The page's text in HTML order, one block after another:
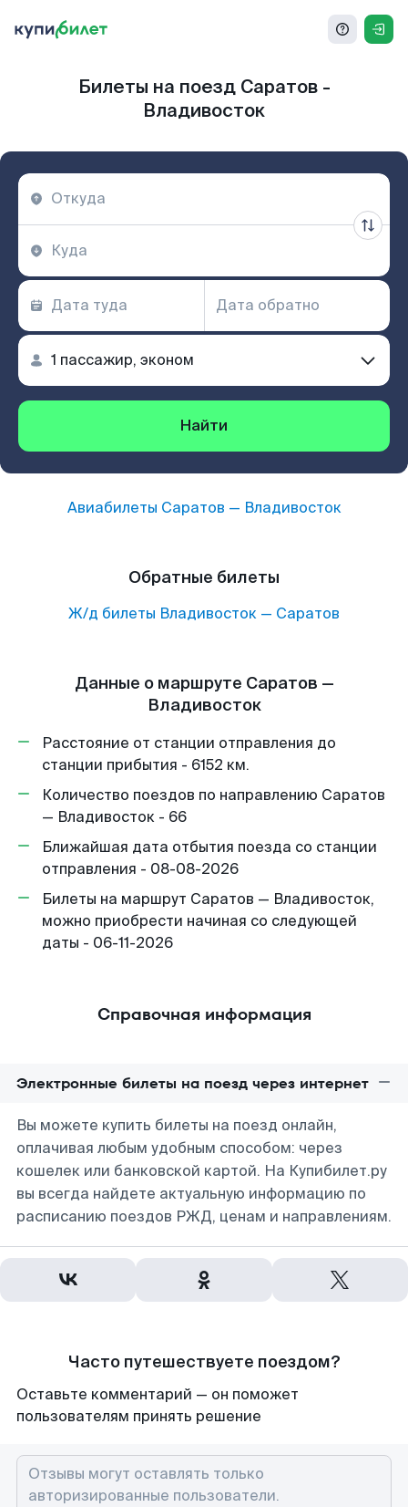
Билеты на поезд Саратов -
Владивосток
Найти
Авиабилеты Саратов — Владивосток
Обратные билеты
Ж/д билеты Владивосток — Саратов
Данные о маршруте Саратов —
Владивосток
Расстояние от станции отправления до
станции прибытия - 6152 км.
Количество поездов по направлению Саратов
— Владивосток - 66
Ближайшая дата отбытия поезда со станции
отправления - 08-08-2026
Билеты на маршрут Саратов — Владивосток,
можно приобрести начиная со следующей
даты - 06-11-2026
Справочная информация
Электронные билеты на поезд через интернет
Вы можете купить билеты на поезд онлайн,
оплачивая любым удобным способом: через
кошелек или банковской картой. На Купибилет.ру
вы всегда найдете актуальную информацию по
расписанию поездов РЖД, ценам и направлениям.
Часто путешествуете поездом?
Оставьте комментарий — он поможет
пользователям принять решение